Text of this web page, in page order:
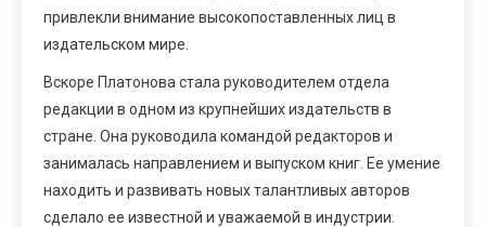
привлекли внимание высокопоставленных лиц в
издательском мире.
Вскоре Платонова стала руководителем отдела
редакции в одном из крупнейших издательств в
стране. Она руководила командой редакторов и
занималась направлением и выпуском книг. Ее умение
находить и развивать новых талантливых авторов
сделало ее известной и уважаемой в индустрии.